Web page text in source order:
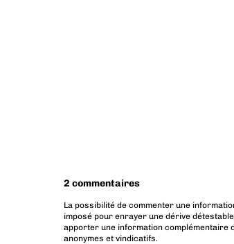
2 commentaires
La possibilité de commenter une
imposé pour enrayer une dérive
apporter une information complémentaire
anonymes et vindicatifs.